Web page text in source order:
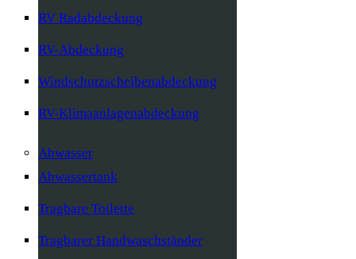
RV Radabdeckung
RV-Abdeckung
Windschutzscheibenabdeckung
RV-Klimaanlagenabdeckung
Abwasser
Abwassertank
Tragbare Toilette
Tragbarer Handwaschständer